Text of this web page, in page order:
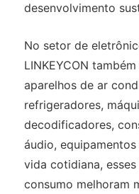
desenvolvimento
No setor de
LINKEYCON
aparelhos de ar
refrigeradores,
decodificadores,
áudio,
vida cotidiana,
consumo melhoram